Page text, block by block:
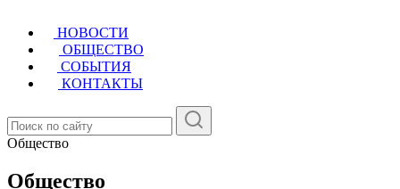
НОВОСТИ
ОБЩЕСТВО
СОБЫТИЯ
КОНТАКТЫ
Общество
Общество